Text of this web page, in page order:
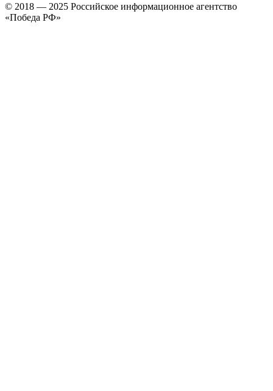
© 2018 — 2025 Российское информационное агентство
«Победа РФ»